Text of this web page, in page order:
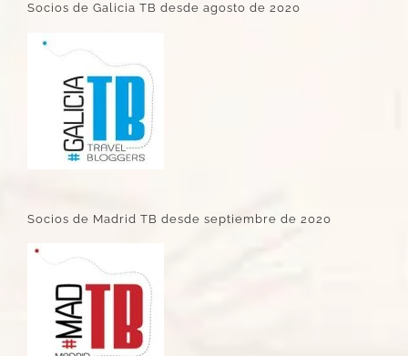
Socios de Galicia TB desde agosto de 2020
Socios de Madrid TB desde septiembre de 2020